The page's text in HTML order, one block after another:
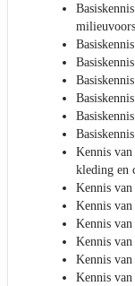
Kennis van
kleding en
Kennis
Kennis
Kennis
Kennis
Kennis van
Kennis